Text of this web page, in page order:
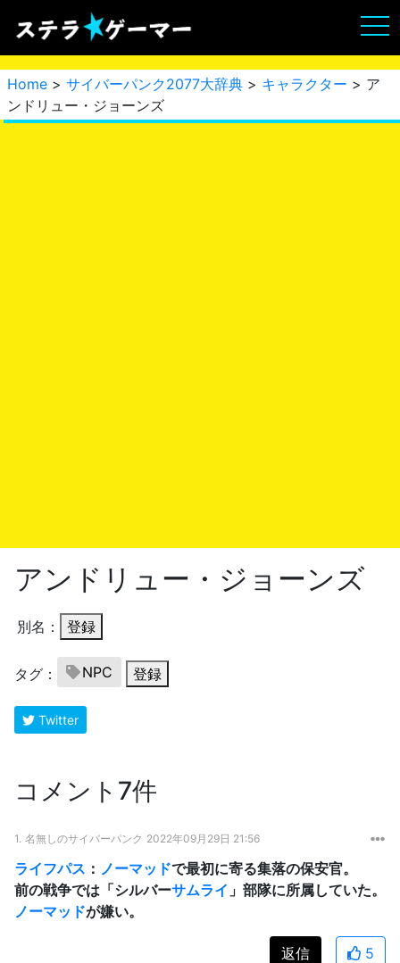
Home > サイバーパンク2077大辞典 > キャラクター > ア
ンドリュー・ジョーンズ
アンドリュー・ジョーンズ
別名： 登録
タグ： NPC 登録
Twitter
コメント7件
1. 名無しのサイバーパンク 2022年09月29日 21:56
ライフパス ： ノーマッドで最初に寄る集落の保安官。
前の戦争では「シルバーサムライ 」部隊に所属していた。
ノーマッドが嫌い。
返信 5